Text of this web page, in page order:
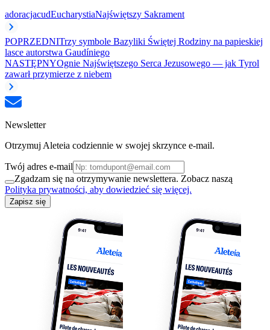
adoracjacudEucharystiaNajświętszy Sakrament
POPRZEDNITrzy symbole Bazyliki Świętej Rodziny na papieskiej
lasce autorstwa Gaudíniego
NASTĘPNYOgnie Najświętszego Serca Jezusowego — jak Tyrol
zawarł przymierze z niebem
Newsletter
Otrzymuj Aleteia codziennie w swojej skrzynce e-mail.
Twój adres e-mail
Zgadzam się na otrzymywanie newslettera. Zobacz naszą
Polityka prywatności, aby dowiedzieć się więcej.
Zapisz się